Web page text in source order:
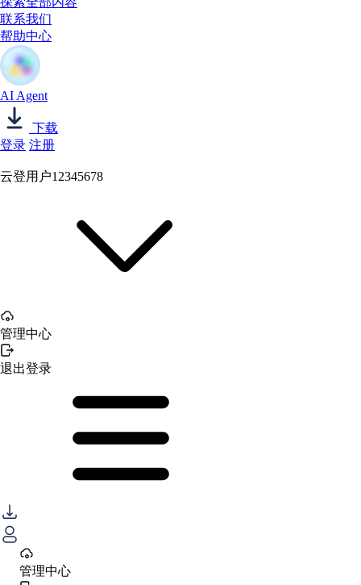
联系我们
帮助中心
AI Agent
下载
登录 注册
云登用户12345678
管理中心
退出登录
管理中心